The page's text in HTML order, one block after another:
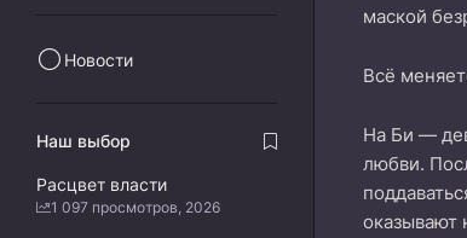
маской
Всё
На Би —
любви.
оказывают
Новости
Наш выбор
Расцвет власти
1 097 просмотров, 2026